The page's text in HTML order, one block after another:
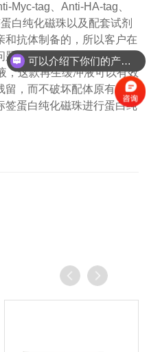
Myc-tag、Anti-HA-tag、
白纯化磁珠以及配套试剂
和抗体制备的，所以客户在
，为解决客户的困扰，我
，这款再生缓冲液可以有效
留，而不破坏配体原有的活
签蛋白纯化磁珠进行蛋白纯
可以介绍下你们的产品么？